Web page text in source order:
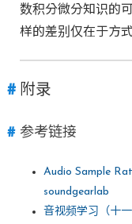
数积分微分知识的
样的差别仅在于方
附录
参考链接
Audio Sample
soundgearlab
音视频学习（十